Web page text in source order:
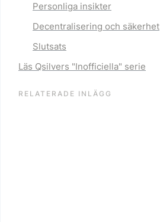
Personliga insikter
Decentralisering och säkerhet
Slutsats
Läs Qsilvers "Inofficiella" serie
RELATERADE INLÄGG